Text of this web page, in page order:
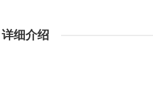
详细介绍